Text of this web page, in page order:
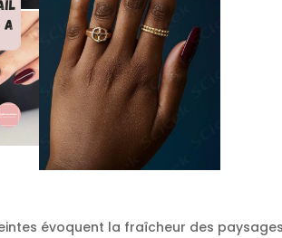
évoquent la fraîcheur des